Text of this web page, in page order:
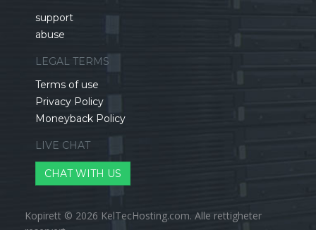
support
abuse
LEGAL TERMS
Terms of use
Privacy Policy
Moneyback Policy
LIVE CHAT
CHAT WITH US
Kopirett © 2026 KelTecHosting.com. Alle rettigheter